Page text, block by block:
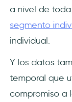
a nivel de
segmento
individual.
Y los datos
temporal que
compromiso a